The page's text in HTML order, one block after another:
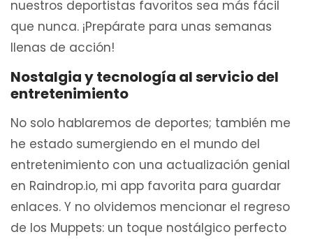
nuestros deportistas favoritos sea más fácil
que nunca. ¡Prepárate para unas semanas
llenas de acción!
Nostalgia y tecnología al servicio del
entretenimiento
No solo hablaremos de deportes; también me
he estado sumergiendo en el mundo del
entretenimiento con una actualización genial
en Raindrop.io, mi app favorita para guardar
enlaces. Y no olvidemos mencionar el regreso
de los Muppets: un toque nostálgico perfecto